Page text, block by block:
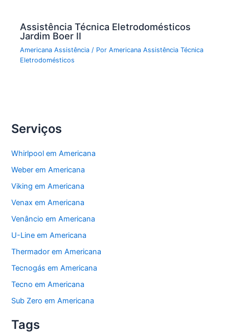
Assistência Técnica Eletrodomésticos
Jardim Boer II
Americana Assistência / PorAmericana Assistência Técnica
Eletrodomésticos
Serviços
Whirlpool em Americana
Weber em Americana
Viking em Americana
Venax em Americana
Venâncio em Americana
U-Line em Americana
Thermador em Americana
Tecnogás em Americana
Tecno em Americana
Sub Zero em Americana
Tags